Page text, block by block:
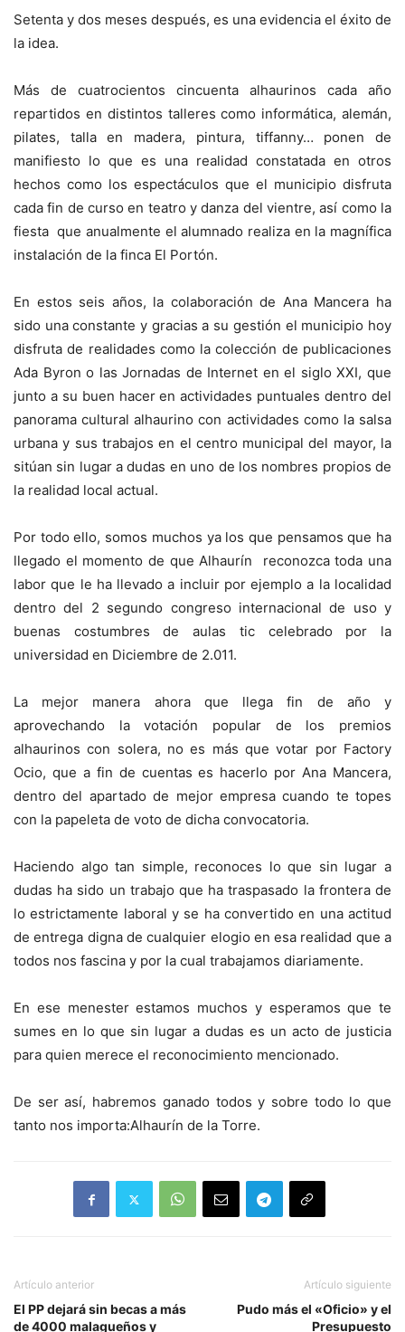
Setenta y dos meses después, es una evidencia el éxito de
la idea.
Más de cuatrocientos cincuenta alhaurinos cada año
repartidos en distintos talleres como informática, alemán,
pilates, talla en madera, pintura, tiffanny… ponen de
manifiesto lo que es una realidad constatada en otros
hechos como los espectáculos que el municipio disfruta
cada fin de curso en teatro y danza del vientre, así como la
fiesta que anualmente el alumnado realiza en la magnífica
instalación de la finca El Portón.
En estos seis años, la colaboración de Ana Mancera ha
sido una constante y gracias a su gestión el municipio hoy
disfruta de realidades como la colección de publicaciones
Ada Byron o las Jornadas de Internet en el siglo XXI, que
junto a su buen hacer en actividades puntuales dentro del
panorama cultural alhaurino con actividades como la salsa
urbana y sus trabajos en el centro municipal del mayor, la
sitúan sin lugar a dudas en uno de los nombres propios de
la realidad local actual.
Por todo ello, somos muchos ya los que pensamos que ha
llegado el momento de que Alhaurín reconozca toda una
labor que le ha llevado a incluir por ejemplo a la localidad
dentro del 2 segundo congreso internacional de uso y
buenas costumbres de aulas tic celebrado por la
universidad en Diciembre de 2.011.
La mejor manera ahora que llega fin de año y
aprovechando la votación popular de los premios
alhaurinos con solera, no es más que votar por Factory
Ocio, que a fin de cuentas es hacerlo por Ana Mancera,
dentro del apartado de mejor empresa cuando te topes
con la papeleta de voto de dicha convocatoria.
Haciendo algo tan simple, reconoces lo que sin lugar a
dudas ha sido un trabajo que ha traspasado la frontera de
lo estrictamente laboral y se ha convertido en una actitud
de entrega digna de cualquier elogio en esa realidad que a
todos nos fascina y por la cual trabajamos diariamente.
En ese menester estamos muchos y esperamos que te
sumes en lo que sin lugar a dudas es un acto de justicia
para quien merece el reconocimiento mencionado.
De ser así, habremos ganado todos y sobre todo lo que
tanto nos importa:Alhaurín de la Torre.
Artículo anterior
El PP dejará sin becas a más
de 4000 malagueños y
Artículo siguiente
Pudo más el «Oficio» y el
Presupuesto